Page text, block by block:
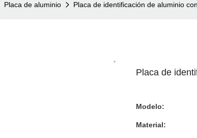
Placa de aluminio Placa de identificación de aluminio
Placa de
Modelo:
Material: